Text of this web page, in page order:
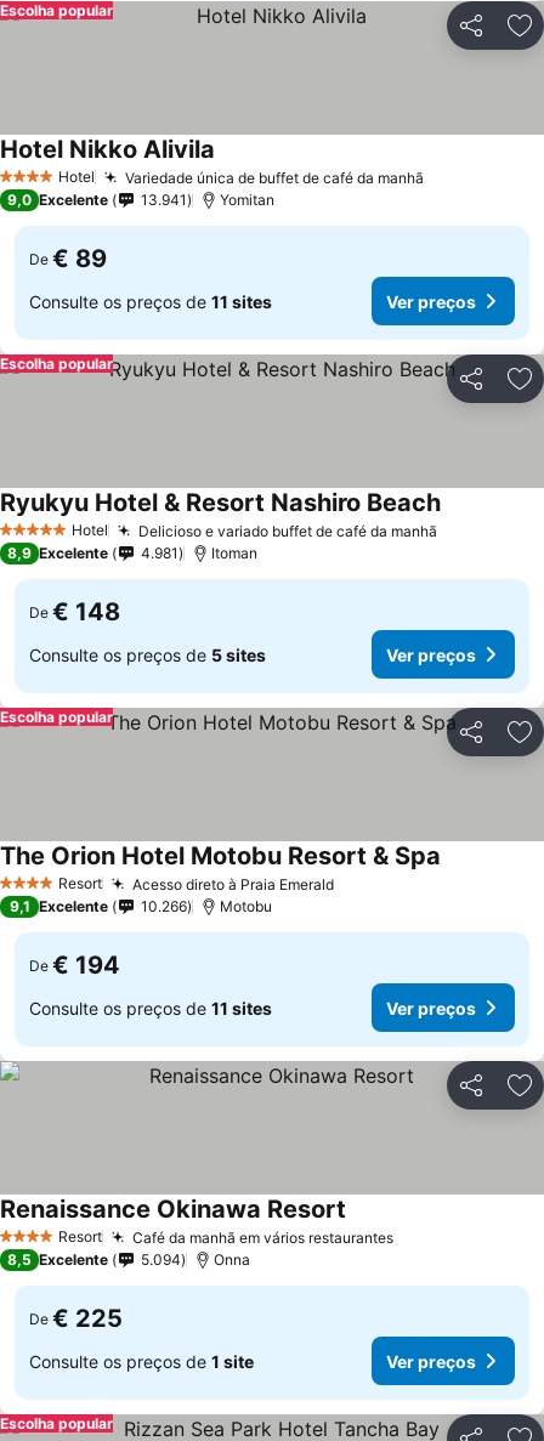
Partilhar
Escolha popular
4 EstrelasHotel Variedade única de buffet de café da manhã
Hotel Nikko Alivila
9,0 Excelente 13.941 Yomitan
De € 89
Consulte os preços de 11 sites Ver preços
Partilhar
Escolha popular
5 Estrelas Hotel Delicioso e variado buffet de café da manhã
Ryukyu Hotel & Resort Nashiro Beach
8,9 Excelente 4.981 Itoman
De € 148
Consulte os preços de 5 sites Ver preços
Partilhar
Escolha popular
4 EstrelasResort Acesso direto à Praia Emerald
The Orion Hotel Motobu Resort & Spa
9,1 Excelente 10.266 Motobu
De € 194
Consulte os preços de 11 sites Ver preços
Partilhar
4 EstrelasResort Café da manhã em vários restaurantes
Renaissance Okinawa Resort
8,5 Excelente 5.094 Onna
De € 225
Consulte os preços de 1 site Ver preços
Escolha popular